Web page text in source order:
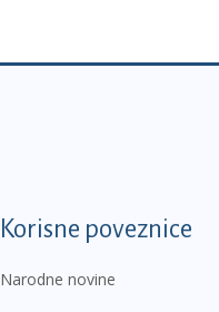
Korisne poveznice
Narodne novine